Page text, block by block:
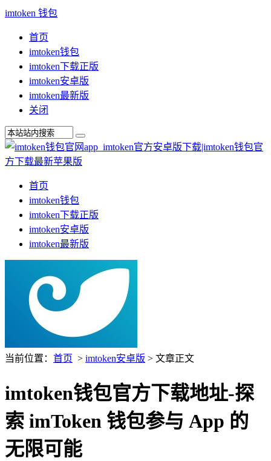
imtoken 钱包
首页
imtoken钱包
imtoken下载正版
imtoken安卓版
imtoken最新版
关闭
首页
imtoken钱包
imtoken下载正版
imtoken安卓版
imtoken最新版
当前位置： 首页 > imtoken安卓版 > 文章正文
imtoken钱包官方下载地址-探
索 imToken 钱包参与 App 的
无限可能